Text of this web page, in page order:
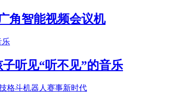
角智能视频会议机
听见“听不见”的音乐